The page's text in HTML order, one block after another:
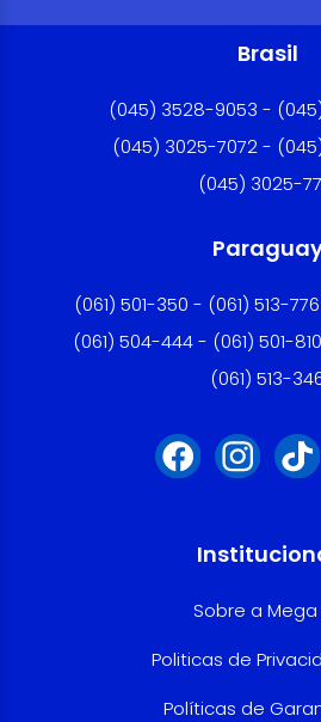
Brasil
(045) 3528-9053 -
(045) 3025-7072 -
(045) 3025-
(061) 501-350 - (061) 513-
(061) 504-444 - (061) 501-
(061) 513-
Sobre a Mega
Politicas de
Políticas de